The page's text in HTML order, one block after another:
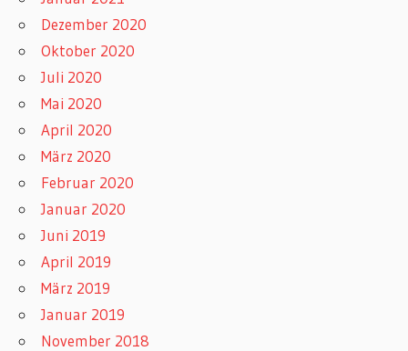
Dezember 2020
Oktober 2020
Juli 2020
Mai 2020
April 2020
März 2020
Februar 2020
Januar 2020
Juni 2019
April 2019
März 2019
Januar 2019
November 2018